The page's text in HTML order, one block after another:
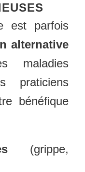
est parfois
alternative
maladies
praticiens
bénéfique
(grippe,